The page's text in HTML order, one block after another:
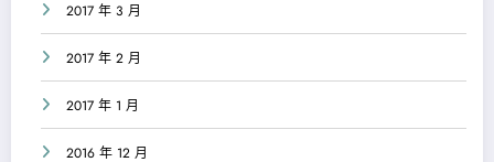
2017 年 3 月
2017 年 2 月
2017 年 1 月
2016 年 12 月